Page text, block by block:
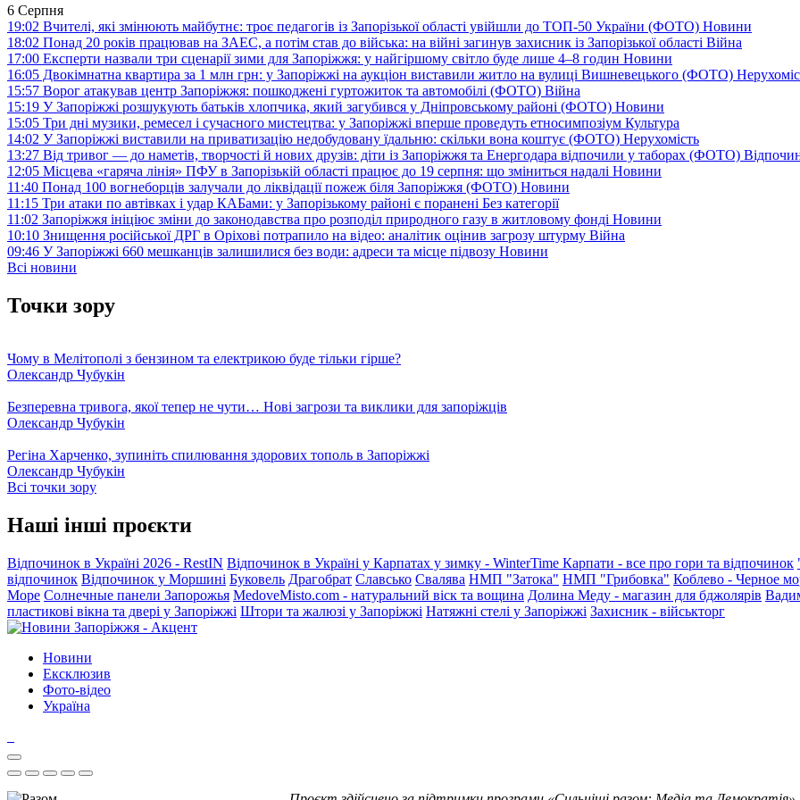
6 Серпня
19:02 Вчителі, які змінюють майбутнє: троє педагогів із Запорізької області увійшли до ТОП-50 України (ФОТО) Новини
18:02 Понад 20 років працював на ЗАЕС, а потім став до війська: на війні загинув захисник із Запорізької області Війна
17:00 Експерти назвали три сценарії зими для Запоріжжя: у найгіршому світло буде лише 4–8 годин Новини
16:05 Двокімнатна квартира за 1 млн грн: у Запоріжжі на аукціон виставили житло на вулиці Вишневецького (ФОТО)
15:57 Ворог атакував центр Запоріжжя: пошкоджені гуртожиток та автомобілі (ФОТО) Війна
15:19 У Запоріжжі розшукують батьків хлопчика, який загубився у Дніпровському районі (ФОТО) Новини
15:05 Три дні музики, ремесел і сучасного мистецтва: у Запоріжжі вперше проведуть етносимпозіум Культура
14:02 У Запоріжжі виставили на приватизацію недобудовану їдальню: скільки вона коштує (ФОТО) Нерухомість
13:27 Від тривог — до наметів, творчості й нових друзів: діти із Запоріжжя та Енергодара відпочили у таборах (ФОТО)
12:05 Місцева «гаряча лінія» ПФУ в Запорізькій області працює до 19 серпня: що зміниться надалі Новини
11:40 Понад 100 вогнеборців залучали до ліквідації пожеж біля Запоріжжя (ФОТО) Новини
11:15 Три атаки по автівках і удар КАБами: у Запорізькому районі є поранені Без категорії
11:02 Запоріжжя ініціює зміни до законодавства про розподіл природного газу в житловому фонді Новини
10:10 Знищення російської ДРГ в Оріхові потрапило на відео: аналітик оцінив загрозу штурму Війна
09:46 У Запоріжжі 660 мешканців залишилися без води: адреси та місце підвозу Новини
Всі новини
Точки зору
Чому в Мелітополі з бензином та електрикою буде тільки гірше?
Олександр Чубукін
Безперевна тривога, якої тепер не чути… Нові загрози та виклики для запоріжців
Олександр Чубукін
Регіна Харченко, зупиніть спилювання здорових тополь в Запоріжжі
Олександр Чубукін
Всі точки зору
Наші інші проєкти
Відпочинок в Україні 2026 - RestIN Відпочинок в Україні у Карпатах у зимку - WinterTime Карпати - все про гори та відпочинок
відпочинок Відпочинок у Моршині Буковель Драгобрат Славсько Свалява НМП "Затока" НМП "Грибовка" Коблево - Черное
Море Солнечные панели Запорожья MedoveMisto.com - натуральний віск та вощина Долина Меду - магазин для бджолярів
пластикові вікна та двері у Запоріжжі Штори та жалюзі у Запоріжжі Натяжні стелі у Запоріжжі Захисник - військторг
Новини
Ексклюзив
Фото-відео
Україна